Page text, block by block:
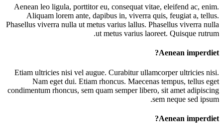
Aenean leo ligula, porttitor eu, consequat vitae, eleifend ac, enim.
Aliquam lorem ante, dapibus in, viverra quis, feugiat a, tellus.
Phasellus viverra nulla ut metus varius lallus. Phasellus viverra nulla
ut metus varius laoreet. Quisque rutrum.
Aenean imperdiet?
Etiam ultricies nisi vel augue. Curabitur ullamcorper ultricies nisi.
Nam eget dui. Etiam rhoncus. Maecenas tempus, tellus eget
condimentum rhoncus, sem quam semper libero, sit amet adipiscing
sem neque sed ipsum.
Aenean imperdiet?